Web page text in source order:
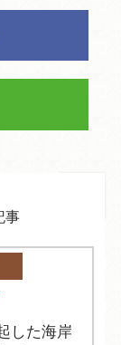
事
した海岸